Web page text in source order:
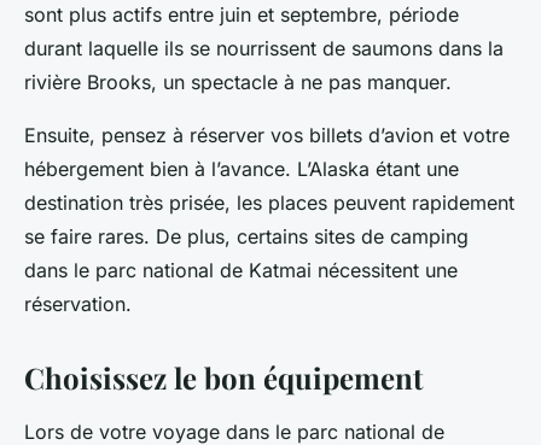
sont plus actifs entre juin et septembre, période
durant laquelle ils se nourrissent de saumons dans la
rivière Brooks, un spectacle à ne pas manquer.
Ensuite, pensez à réserver vos billets d’avion et votre
hébergement bien à l’avance. L’Alaska étant une
destination très prisée, les places peuvent rapidement
se faire rares. De plus, certains sites de camping
dans le parc national de Katmai nécessitent une
réservation.
Choisissez le bon équipement
Lors de votre voyage dans le parc national de